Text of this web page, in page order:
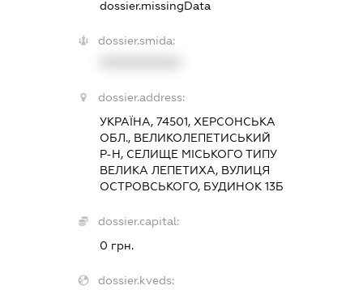
dossier.missingData
dossier.smida:
dossier.address:
УКРАЇНА, 74501, ХЕРСОНСЬКА
ОБЛ., ВЕЛИКОЛЕПЕТИСЬКИЙ
Р-Н, СЕЛИЩЕ МІСЬКОГО ТИПУ
ВЕЛИКА ЛЕПЕТИХА, ВУЛИЦЯ
ОСТРОВСЬКОГО, БУДИНОК 13Б
dossier.capital:
0 грн.
dossier.kveds: